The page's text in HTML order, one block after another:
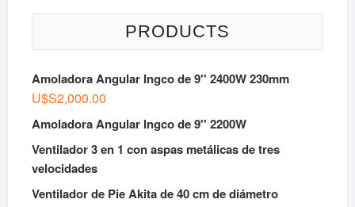
PRODUCTS
Amoladora Angular Ingco de 9'' 2400W 230mm
U$S2,000.00
Amoladora Angular Ingco de 9'' 2200W
Ventilador 3 en 1 con aspas metálicas de tres
velocidades
Ventilador de Pie Akita de 40 cm de diámetro